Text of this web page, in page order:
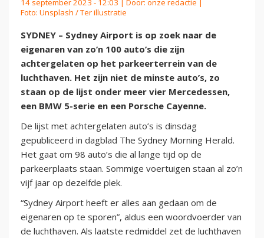
Foto: Unsplash / Ter illustratie
SYDNEY – Sydney Airport is op zoek naar de
eigenaren van zo’n 100 auto’s die zijn
achtergelaten op het parkeerterrein van de
luchthaven. Het zijn niet de minste auto’s, zo
staan op de lijst onder meer vier Mercedessen,
een BMW 5-serie en een Porsche Cayenne.
De lijst met achtergelaten auto’s is dinsdag
gepubliceerd in dagblad The Sydney Morning Herald.
Het gaat om 98 auto’s die al lange tijd op de
parkeerplaats staan. Sommige voertuigen staan al zo’n
vijf jaar op dezelfde plek.
“Sydney Airport heeft er alles aan gedaan om de
eigenaren op te sporen”, aldus een woordvoerder van
de luchthaven. Als laatste redmiddel zet de luchthaven